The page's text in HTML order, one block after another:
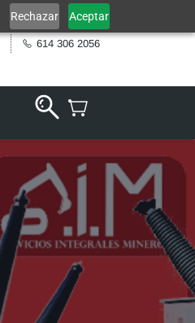
Rechazar Aceptar
614 306 2056